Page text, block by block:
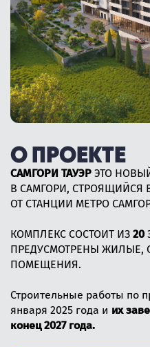
О ПРОЕКТЕ
САМГОРИ ТАУЭР ЭТО
В САМГОРИ, СТРОЯЩИЙСЯ
ОТ СТАНЦИИ МЕТРО
КОМПЛЕКС СОСТОИТ ИЗ 20
ПРЕДУСМОТРЕНЫ ЖИЛЫЕ,
ПОМЕЩЕНИЯ.
Строительные работы по
января 2025 года и их
конец 2027 года.